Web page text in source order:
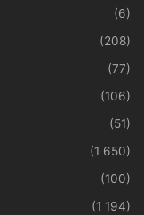
(6)
(208)
(77)
(106)
(51)
(1 650)
(100)
(1 194)